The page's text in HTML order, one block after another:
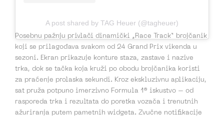
A post shared by TAG Heuer (@tagheuer)
Posebnu pažnju privlači dinamički „Race Track“ brojčanik
koji se prilagođava svakom od 24 Grand Prix vikenda u
sezoni. Ekran prikazuje konture staza, zastave i nazive
trka, dok se tačka koja kruži po obodu brojčanika koristi
za praćenje prolaska sekundi. Kroz ekskluzivnu aplikaciju,
sat pruža potpuno imerzivno Formula 1® iskustvo – od
rasporeda trka i rezultata do poretka vozača i trenutnih
ažuriranja putem pametnih widgeta. Zvučne notifikacije